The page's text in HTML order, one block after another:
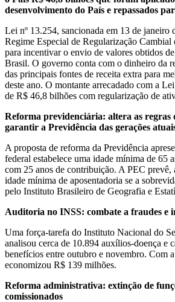
desenvolvimento do País e repassados
Lei nº 13.254, sancionada em 13 de janeiro
Regime Especial de Regularização
para incentivar o envio de valores obtidos
Brasil. O governo conta com o dinheiro da
das principais fontes de receita extra para
deste ano. O montante arrecadado com a
de R$ 46,8 bilhões com regularização de
Reforma previdenciária: altera as regras
garantir a Previdência das gerações
A proposta de reforma da Previdência
federal estabelece uma idade mínima de 65
com 25 anos de contribuição. A PEC prevê,
idade mínima de aposentadoria se a
pelo Instituto Brasileiro de Geografia e
Auditoria no INSS: combate a fraudes e
Uma força-tarefa do Instituto Nacional do
analisou cerca de 10.894 auxílios-doença e
benefícios entre outubro e novembro. Com
economizou R$ 139 milhões.
Reforma administrativa: extinção de
comissionados